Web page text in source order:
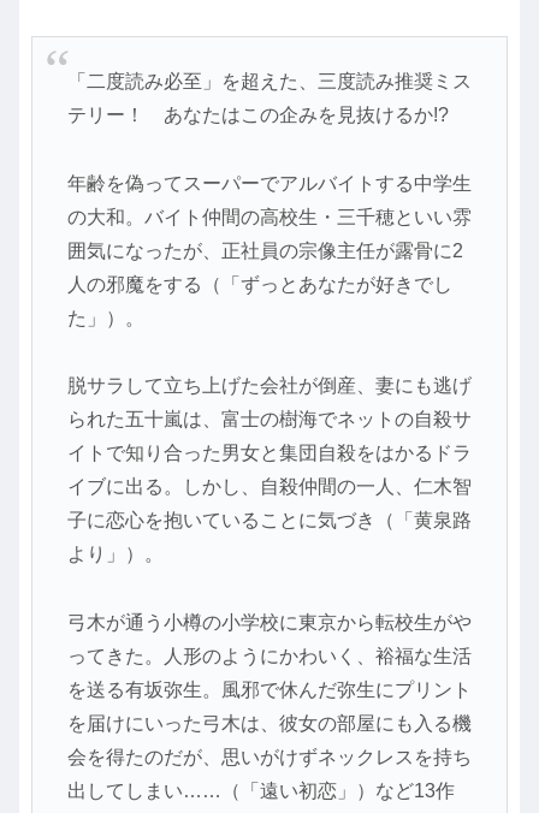
「二度読み必至」を超えた、三度読み推奨ミス
テリー！ あなたはこの企みを見抜けるか!?
年齢を偽ってスーパーでアルバイトする中学生
の大和。バイト仲間の高校生・三千穂といい雰
囲気になったが、正社員の宗像主任が露骨に2
人の邪魔をする（「ずっとあなたが好きでし
た」）。
脱サラして立ち上げた会社が倒産、妻にも逃げ
られた五十嵐は、富士の樹海でネットの自殺サ
イトで知り合った男女と集団自殺をはかるドラ
イブに出る。しかし、自殺仲間の一人、仁木智
子に恋心を抱いていることに気づき（「黄泉路
より」）。
弓木が通う小樽の小学校に東京から転校生がや
ってきた。人形のようにかわいく、裕福な生活
を送る有坂弥生。風邪で休んだ弥生にプリント
を届けにいった弓木は、彼女の部屋にも入る機
会を得たのだが、思いがけずネックレスを持ち
出してしまい……（「遠い初恋」）など13作